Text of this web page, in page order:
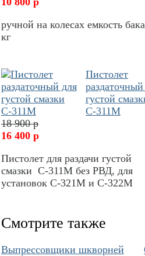
ручной на колесах емкость
кг
Пистолет
густой
С-311М
18 900 р
16 400 р
Пистолет для раздачи густой
смазки С-311М без РВД, для
установок С-321М и С-322М
Смотрите также
Выпрессовщики шкворней